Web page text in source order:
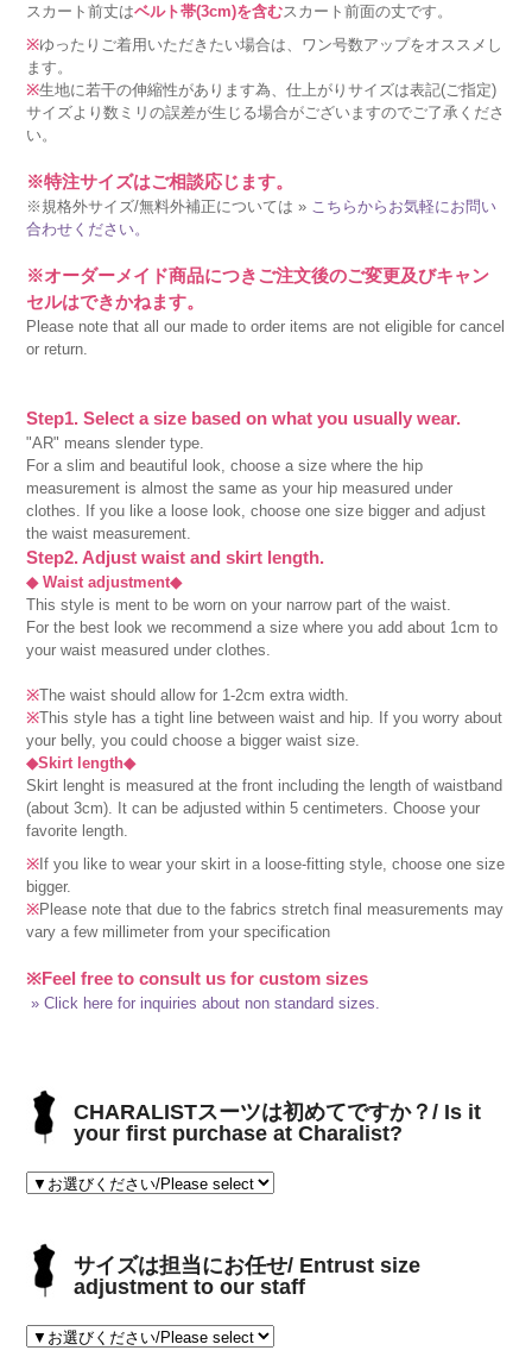
スカート前丈はベルト帯(3cm)を含むスカート前面の丈です。
※ゆったりご着用いただきたい場合は、ワン号数アップをオススメし
ます。
※生地に若干の伸縮性があります為、仕上がりサイズは表記(ご指定)
サイズより数ミリの誤差が生じる場合がございますのでご了承くださ
い。
※特注サイズはご相談応じます。
※規格外サイズ/無料外補正については » こちらからお気軽にお問い
合わせください。
※オーダーメイド商品につきご注文後のご変更及びキャン
セルはできかねます。
Please note that all our made to order items are not eligible for cancel
or return.
Step1. Select a size based on what you usually wear.
"AR" means slender type.
For a slim and beautiful look, choose a size where the hip
measurement is almost the same as your hip measured under
clothes. If you like a loose look, choose one size bigger and adjust
the waist measurement.
Step2. Adjust waist and skirt length.
◆ Waist adjustment◆
This style is ment to be worn on your narrow part of the waist.
For the best look we recommend a size where you add about 1cm to
your waist measured under clothes.
※The waist should allow for 1-2cm extra width.
※This style has a tight line between waist and hip. If you worry about
your belly, you could choose a bigger waist size.
◆Skirt length◆
Skirt lenght is measured at the front including the length of waistband
(about 3cm). It can be adjusted within 5 centimeters. Choose your
favorite length.
※ If you like to wear your skirt in a loose-fitting style, choose one size
bigger.
※Please note that due to the fabrics stretch final measurements may
vary a few millimeter from your specification
※Feel free to consult us for custom sizes
» Click here for inquiries about non standard sizes.
CHARALISTスーツは初めてですか？/ Is it
your first purchase at Charalist?
サイズは担当にお任せ/ Entrust size
adjustment to our staff